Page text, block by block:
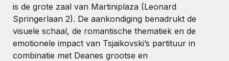
is de grote zaal van Martiniplaza (Leonard
Springerlaan 2). De aankondiging benadrukt de
visuele schaal, de romantische thematiek en de
emotionele impact van Tsjaikovski’s partituur in
combinatie met Deanes grootse en